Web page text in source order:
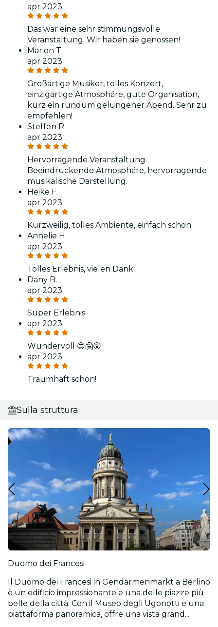
apr 2023
Das war eine sehr stimmungsvolle
Veranstaltung. Wir haben sie genossen!
Marion T.
apr 2023
Großartige Musiker, tolles Konzert,
einzigartige Atmosphäre, gute Organisation,
kurz ein rundum gelungener Abend. Sehr zu
empfehlen!
Steffen R.
apr 2023
Hervorragende Veranstaltung.
Beeindruckende Atmosphäre, hervorragende
musikalische Darstellung.
Heike F.
apr 2023
Kurzweilig, tolles Ambiente, einfach schön
Annelie H.
apr 2023
Tolles Erlebnis, vielen Dank!
Dany B.
apr 2023
Super Erlebnis
apr 2023
Wundervoll 😍🤗😲
apr 2023
Traumhaft schön!
Sulla struttura
Duomo dei Francesi
Il Duomo dei Francesi in Gendarmenmarkt a Berlino
è un edificio impressionante e una delle piazze più
belle della città. Con il Museo degli Ugonotti e una
piattaforma panoramica, offre una vista grand...